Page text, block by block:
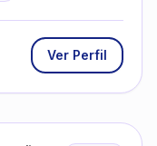
Ver Perfil